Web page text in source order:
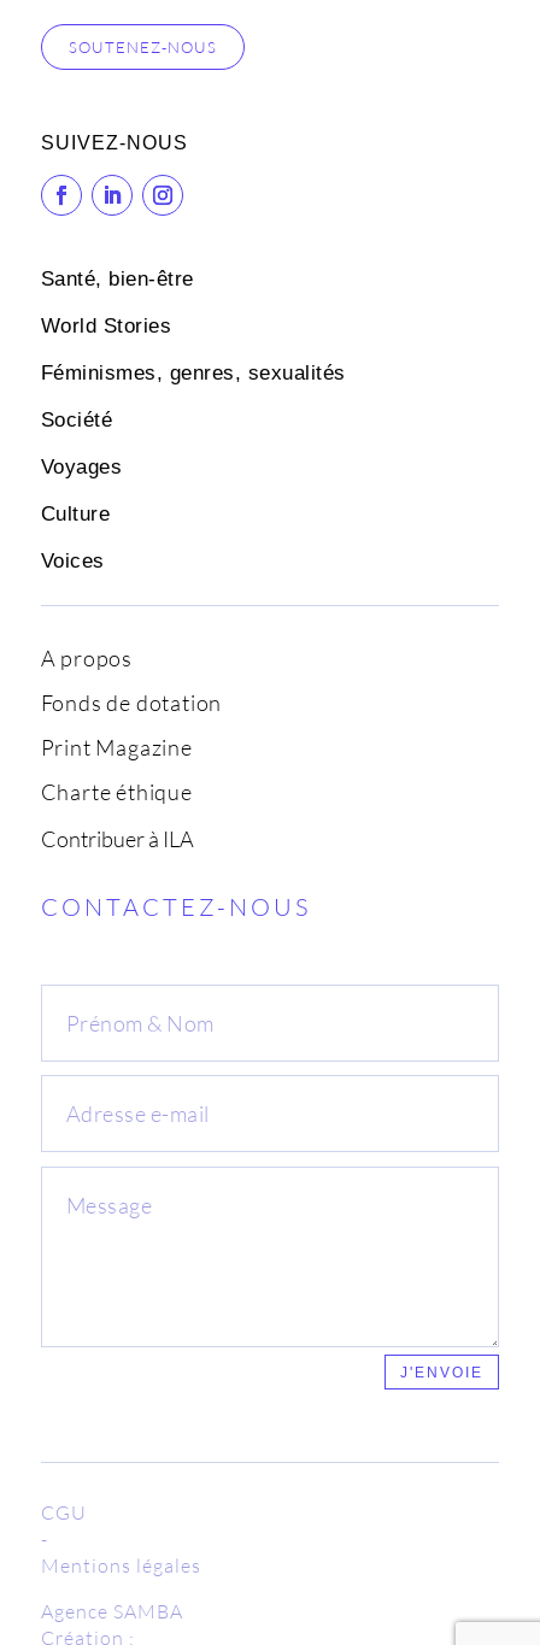
SOUTENEZ-NOUS
SUIVEZ-NOUS
Santé, bien-être
World Stories
Féminismes, genres, sexualités
Société
Voyages
Culture
Voices
A propos
Fonds de dotation
Print Magazine
Charte éthique
Contribuer à ILA
CONTACTEZ-NOUS
J'ENVOIE
Mentions légales
-
CGU
Création :
Agence SAMBA